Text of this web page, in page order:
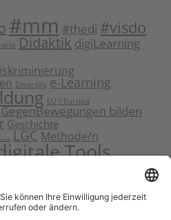
#mm #thedi #visdo
Didaktik digiLearning
Diversity e-Learning
EU / Europa
GegenBewegungen bilden
Geschichte
LGC Methode/n
Tools
Solidarität
Tagung